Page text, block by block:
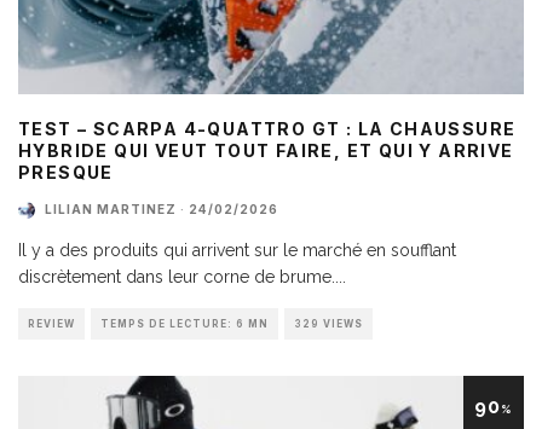
TEST – SCARPA 4-QUATTRO GT : LA CHAUSSURE
HYBRIDE QUI VEUT TOUT FAIRE, ET QUI Y ARRIVE
PRESQUE
LILIAN MARTINEZ · 24/02/2026
Il y a des produits qui arrivent sur le marché en soufflant
discrètement dans leur corne de brume.
REVIEW TEMPS DE LECTURE: 6 MN 329 VIEWS
90%